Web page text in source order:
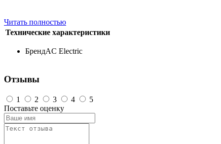
Читать полностью
Технические характеристики
БрендAC Electric
Отзывы
1 2 3 4
5
Поставьте оценку